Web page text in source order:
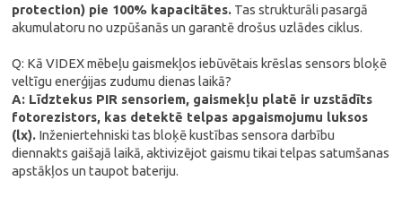
protection) pie 100% kapacitātes. Tas strukturāli pasargā
akumulatoru no uzpūšanās un garantē drošus uzlādes ciklus.
Q: Kā VIDEX mēbeļu gaismekļos iebūvētais krēslas sensors bloķē
veltīgu enerģijas zudumu dienas laikā?
A: Līdztekus PIR sensoriem, gaismekļu platē ir uzstādīts
fotorezistors, kas detektē telpas apgaismojumu luksos
(lx). Inženiertehniski tas bloķē kustības sensora darbību
diennakts gaišajā laikā, aktivizējot gaismu tikai telpas satumšanas
apstākļos un taupot bateriju.